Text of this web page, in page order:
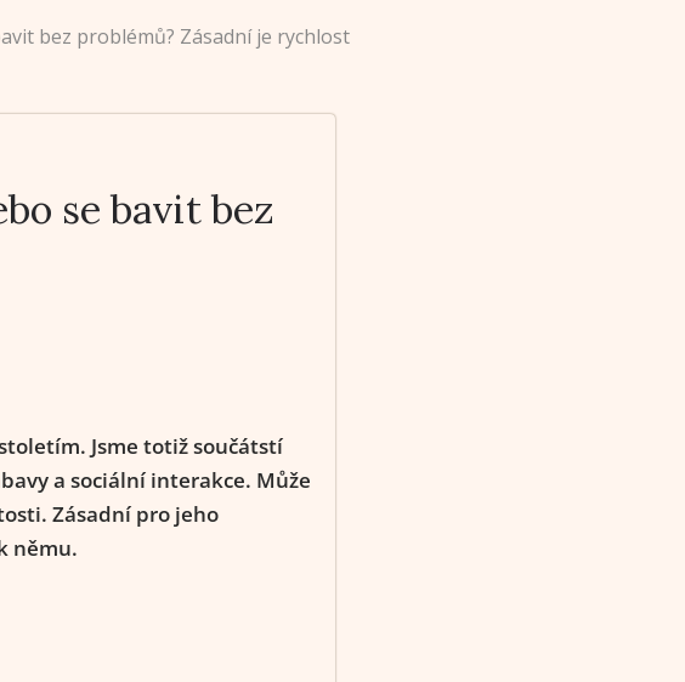
bez problémů? Zásadní je rychlost
se bavit bez
Jsme totiž součátstí
a sociální interakce. Může
Zásadní pro jeho
němu.